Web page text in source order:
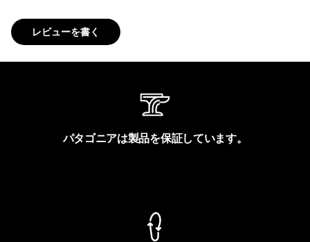
レビューを書く
パタゴニアは製品を保証しています。